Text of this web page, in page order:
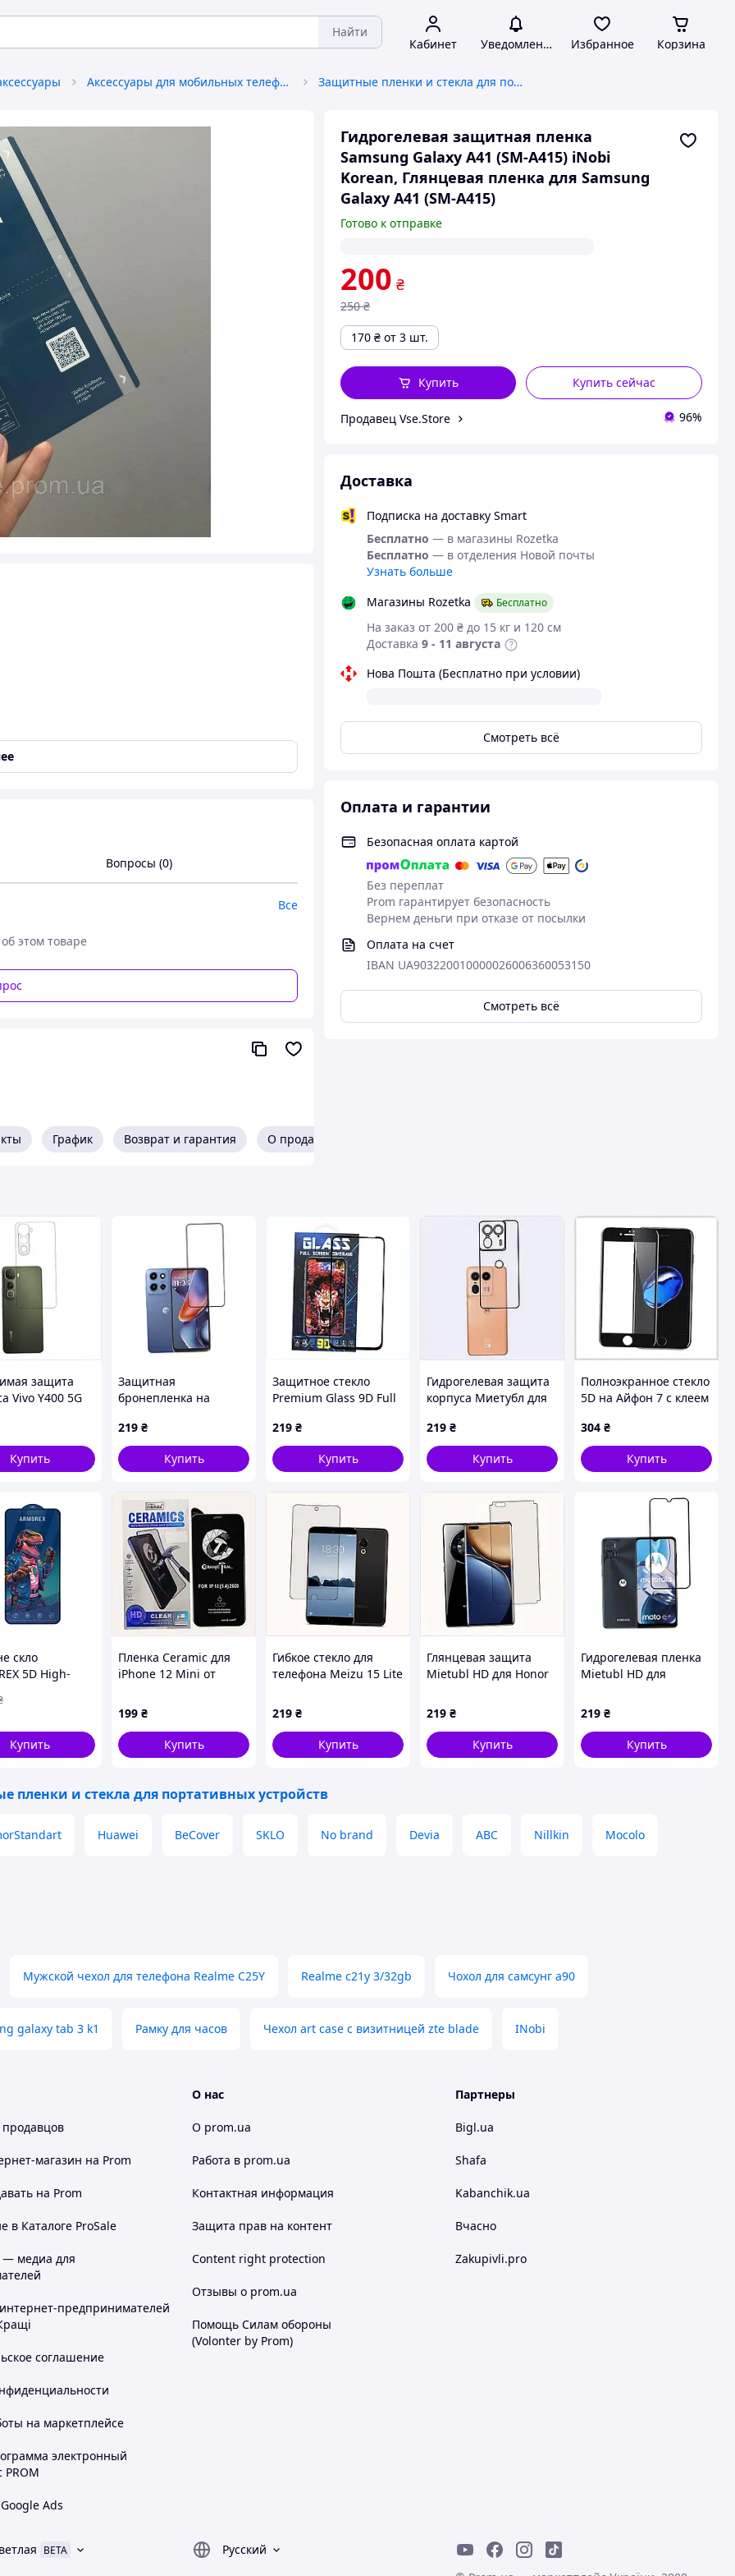
Найти
Кабинет Уведомления Избранное Корзина
Аксессуары для мобильных телефонов Защитные пленки и стекла для портативных устройств
Гидрогелевая защитная пленка
Samsung Galaxy A41 (SM-A415) iNobi
Korean, Глянцевая пленка для Samsung
Galaxy A41 (SM-A415)
Готово к отправке
200 ₴
250 ₴
170 ₴ от 3 шт.
Купить сейчас
Купить
Продавец Vse.Store 96%
Доставка
Подписка на доставку Smart
Бесплатно — в магазины Rozetka
Бесплатно — в отделения Новой почты
Узнать больше
Магазины Rozetka
Бесплатно
На заказ от 200 ₴ до 15 кг и 120 см
Доставка 9 - 11 августа
Нова Пошта (Бесплатно при условии)
Смотреть всё
Оплата и гарантии
Безопасная оплата картой
Без переплат
Prom гарантирует безопасность
Вернем деньги при отказе от посылки
Оплата на счет
IBAN UA903220010000026006360053150
Смотреть всё
A415) iNobi Korean, Глянцевая пленка для
для тех, кто хочет надежно защитить
Этагидрогелевая пленка на Samsung
повторяет форму экрана и полностью
стекла, не увеличивает толщину
благодаря чему пленку легко
никаких следов или пятен.
(SM-A415)
, сочетающий премиальное
и отзывчивость экрана, обеспечив при этом
всегда будет выглядеть как новый!
Вопросы (0)
Все
этом товаре
График Возврат и гарантия О продавце
защита
Vivo Y400 5G
Купить
Защитная
бронепленка на
G 2025 глянцевая,
30PB00856B
219 ₴
Купить
Защитное стекло
Premium Glass 9D Full
Moto G8 Power Black,
4CM395013
219 ₴
Купить
Гидрогелевая защита
корпуса Миетубл для
Ультра от царапин,
M3E559985
219 ₴
Купить
Полноэкранное стекло
5D на Айфон 7 с клеем
304 ₴
Купить
скло
5D High-
13
Чорний
Купить
Пленка Ceramic для
iPhone 12 Mini от
C44X829B98
199 ₴
Купить
Гибкое стекло для
телефона Meizu 15 Lite
3E91M65E79
219 ₴
Купить
Глянцевая защита
Mietubl HD для Honor
прозрачная,
5115B11T2
219 ₴
Купить
Гидрогелевая пленка
Mietubl HD для
матовая, X331B633M0
219 ₴
Купить
пленки и стекла для портативных устройств
Huawei BeCover SKLO No brand Devia ABC Nillkin Mocolo
Мужской чехол для телефона Realme C25Y Realme c21y 3/32gb Чохол для самсунг а90
galaxy tab 3 k1 Рамку для часов Чехол art case с визитницей zte blade INobi
магазин на Prom
на Prom
в Каталоге ProSale
— медиа для
предпринимателей
соглашение
на маркетплейсе
электронный
PROM
Ads
О нас
О prom.ua
Работа в prom.ua
Контактная информация
Защита прав на контент
Content right protection
Отзывы о prom.ua
Помощь Силам обороны
(Volonter by Prom)
Партнеры
Bigl.ua
Shafa
Kabanchik.ua
Вчасно
Zakupivli.pro
BETA
Русский